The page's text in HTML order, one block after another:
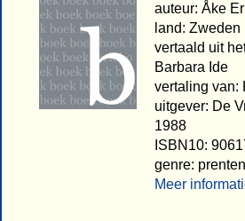
auteur: Åke
land: Zweden
vertaald uit
Barbara Ide
vertaling van:
uitgever: De
1988
ISBN10:
genre:
Meer